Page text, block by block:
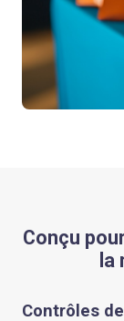
Conçu
Contrôles